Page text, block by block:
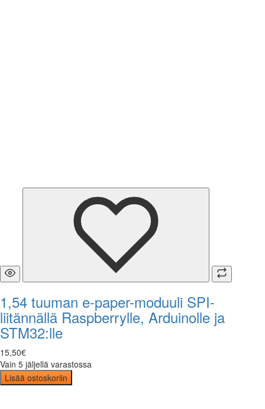
1,54 tuuman e-paper-moduuli SPI-
liitännällä Raspberrylle, Arduinolle ja
STM32:lle
15,50€
Vain 5 jäljellä varastossa
Lisää ostoskoriin